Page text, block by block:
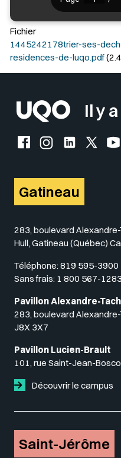
Fichier
1445242178trier-ses-
residences-de-luqo.pdf
Il y
Facebook de l'UQO
Instagram de
LinkedIn de
X
Gatineau
283, boulevard Alexandre-
Hull, Gatineau (Québec)
Téléphone: 819 595-3900
Sans frais: 1 800 567-1283
Pavillon Alexandre-
283, boulevard
J8X 3X7
Pavillon Lucien-Brault
101, rue Saint-Jean-
Découvrir le campus
Saint-Jérôme